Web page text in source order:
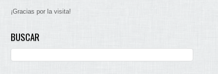
¡Gracias por la visita!
BUSCAR